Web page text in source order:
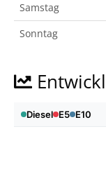
Samstag
Sonntag